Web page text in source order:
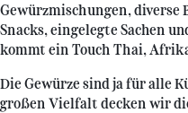
Gewürzmischungen, diverse
Snacks, eingelegte Sachen
kommt ein Touch Thai,
Die Gewürze sind ja für alle
großen Vielfalt decken wir